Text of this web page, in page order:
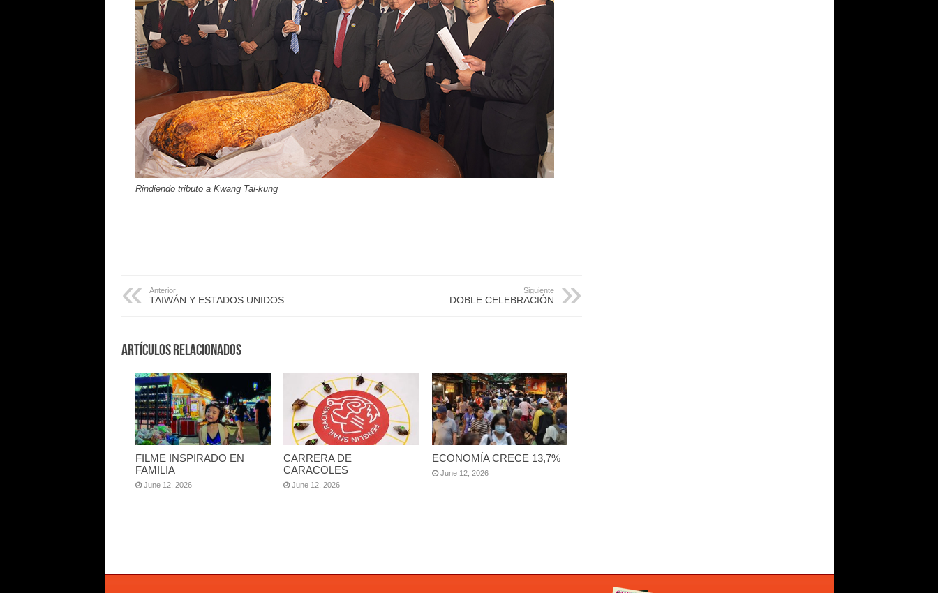
Rindiendo tributo a Kwang Tai-kung
Anterior
TAIWÁN Y ESTADOS UNIDOS
Siguiente
DOBLE CELEBRACIÓN
Artículos Relacionados
FILME INSPIRADO EN
FAMILIA
June 12, 2026
CARRERA DE
CARACOLES
June 12, 2026
ECONOMÍA CRECE 13,7%
June 12, 2026